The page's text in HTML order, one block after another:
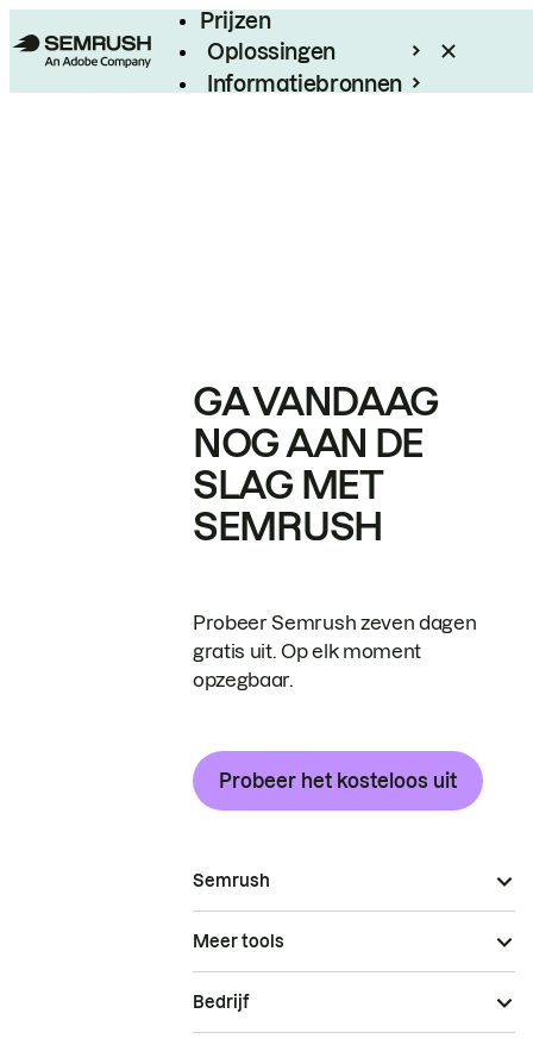
Prijzen
Oplossingen
Informatiebronnen
GA VANDAAG
NOG AAN DE
SLAG MET
SEMRUSH
Probeer Semrush zeven dagen
gratis uit. Op elk moment
opzegbaar.
Probeer het kosteloos uit
Semrush
Meer tools
Bedrijf